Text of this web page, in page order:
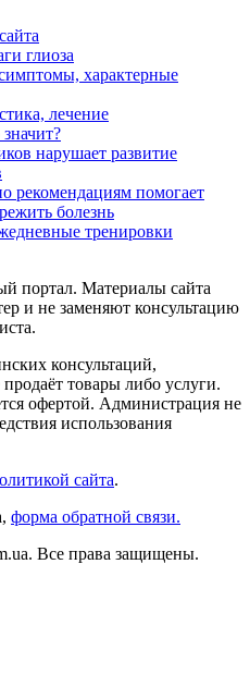
глиоза
характерные
лечение
нарушает развитие
рекомендациям помогает
болезнь
тренировки
портал. Материалы сайта
и не заменяют консультацию
консультаций,
товары либо услуги.
офертой. Администрация не
использования
сайта.
форма обратной связи.
Все права защищены.